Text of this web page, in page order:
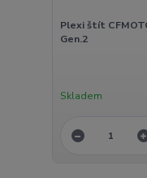
Plexi štít
Gen.2
Skladem